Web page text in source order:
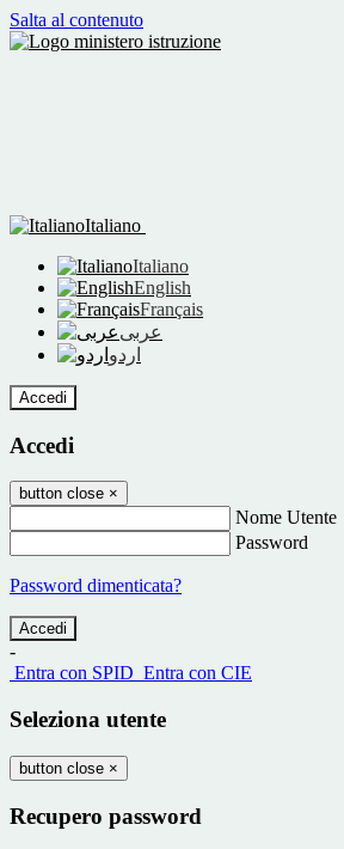
Salta al contenuto
Italiano
Italiano
English
Français
عربى
اردو
Accedi
Accedi
button close ×
Nome Utente
Password
Password dimenticata?
-
Entra con SPID Entra con CIE
Seleziona utente
button close ×
Recupero password